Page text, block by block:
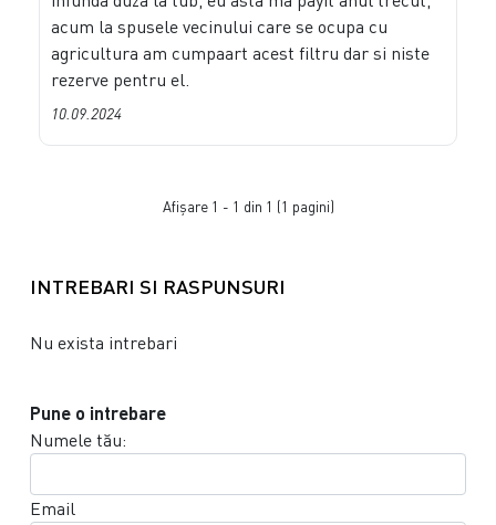
acum la spusele vecinului care se ocupa cu
agricultura am cumpaart acest filtru dar si niste
rezerve pentru el.
10.09.2024
Afişare 1 - 1 din 1 (1 pagini)
INTREBARI SI RASPUNSURI
Nu exista intrebari
Pune o intrebare
Numele tău:
Email